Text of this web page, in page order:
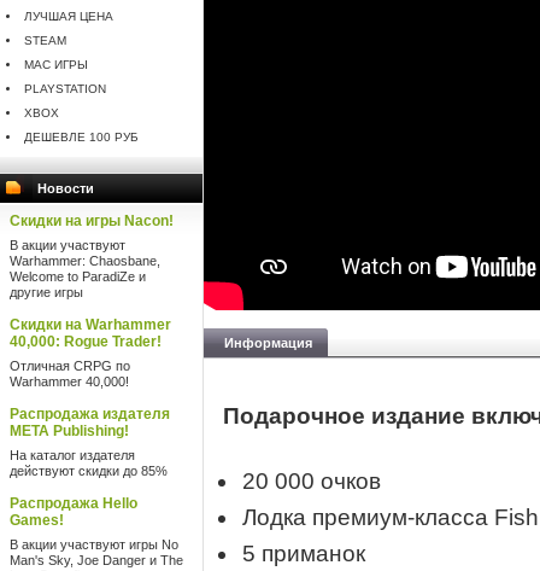
ЛУЧШАЯ ЦЕНА
STEAM
MAC ИГРЫ
PLAYSTATION
XBOX
ДЕШЕВЛЕ 100 РУБ
Новости
Скидки на игры Nacon!
В акции участвуют
Warhammer: Chaosbane,
Welcome to ParadiZe и
другие игры
Скидки на Warhammer
40,000: Rogue Trader!
Отличная CRPG по
Warhammer 40,000!
Распродажа издателя
META Publishing!
На каталог издателя
действуют скидки до 85%
Распродажа Hello
Games!
В акции участвуют игры No
Man's Sky, Joe Danger и The
Информация
Подарочное издание
20 000 очков
Лодка премиум-класса
5 приманок